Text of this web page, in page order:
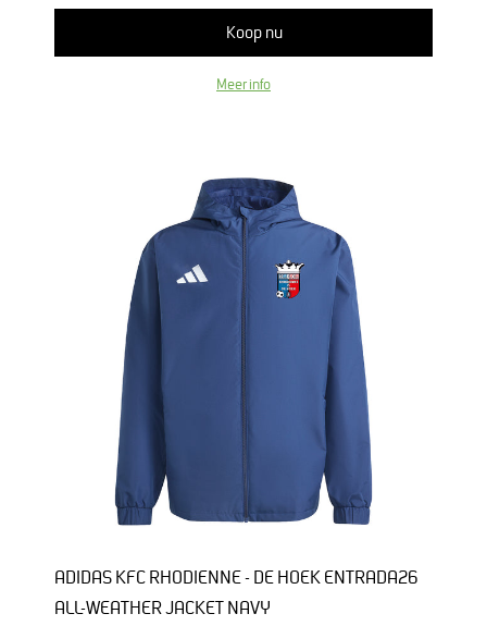
Koop nu
Meer info
ADIDAS KFC RHODIENNE - DE HOEK ENTRADA26
ALL-WEATHER JACKET NAVY